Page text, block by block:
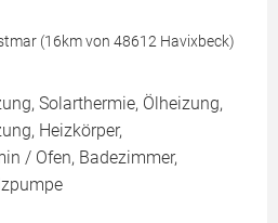
(16km von 48612 Havixbeck)
Solarthermie, Ölheizung,
Heizkörper,
/ Ofen, Badezimmer,